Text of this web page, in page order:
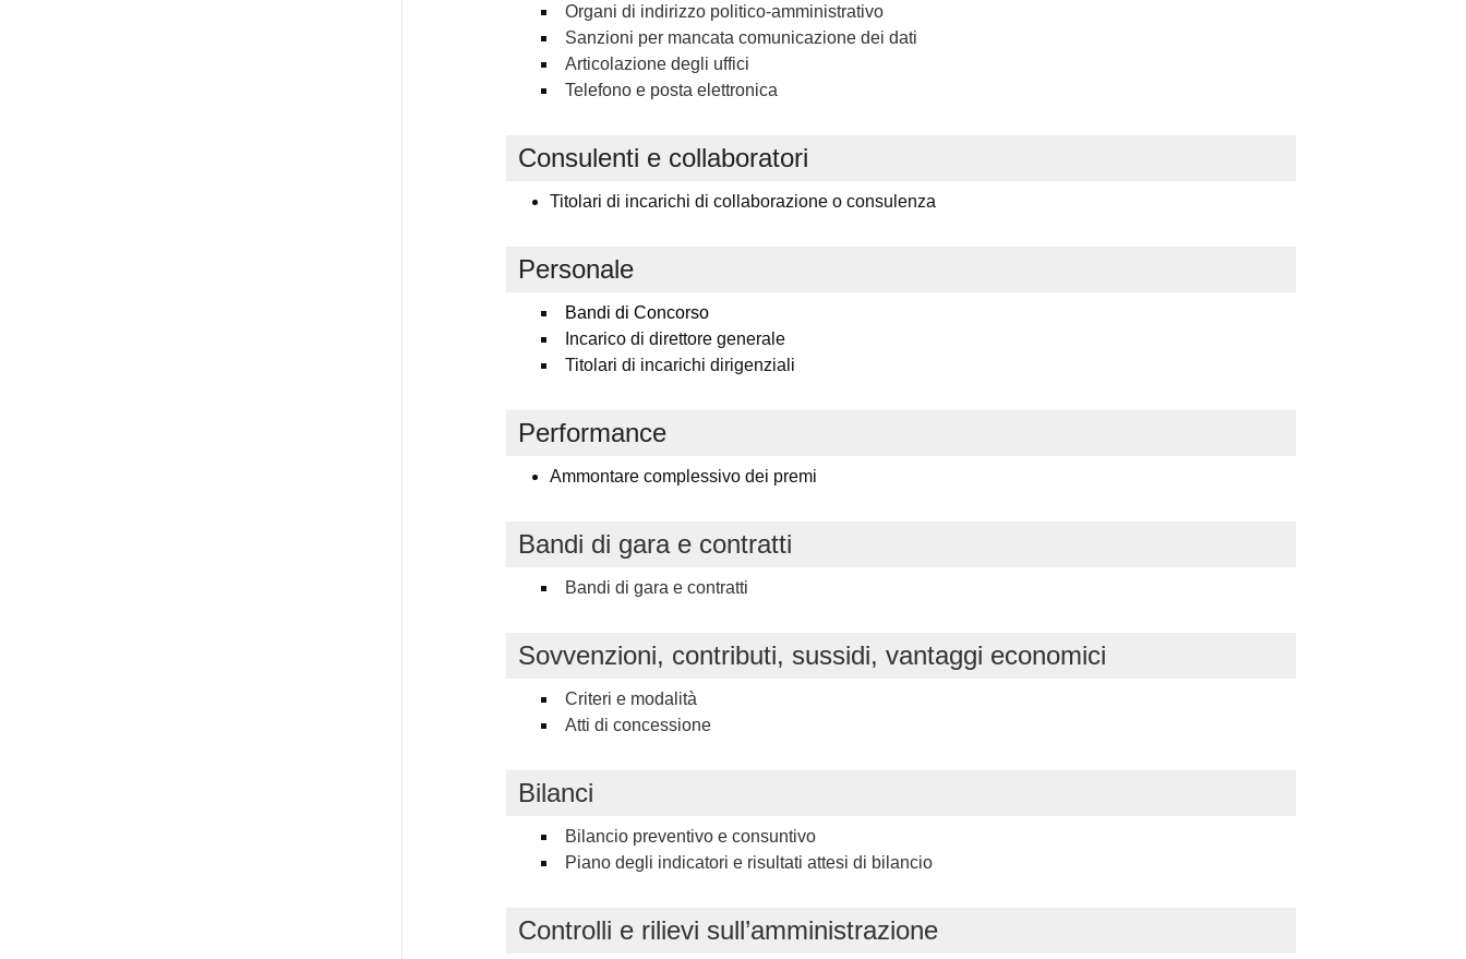
Organi di indirizzo politico-amministrativo
Sanzioni per mancata comunicazione dei dati
Articolazione degli uffici
Telefono e posta elettronica
Consulenti e collaboratori
Titolari di incarichi di collaborazione o consulenza
Personale
Bandi di Concorso
Incarico di direttore generale
Titolari di incarichi dirigenziali
Performance
Ammontare complessivo dei premi
Bandi di gara e contratti
Bandi di gara e contratti
Sovvenzioni, contributi, sussidi, vantaggi economici
Criteri e modalità
Atti di concessione
Bilanci
Bilancio preventivo e consuntivo
Piano degli indicatori e risultati attesi di bilancio
Controlli e rilievi sull’amministrazione